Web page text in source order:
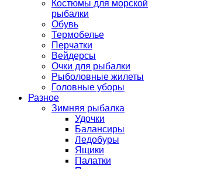
Костюмы для морской
рыбалки
Обувь
Термобелье
Перчатки
Вейдерсы
Очки для рыбалки
Рыболовные жилеты
Головные уборы
Разное
Зимняя рыбалка
Удочки
Балансиры
Ледобуры
Ящики
Палатки